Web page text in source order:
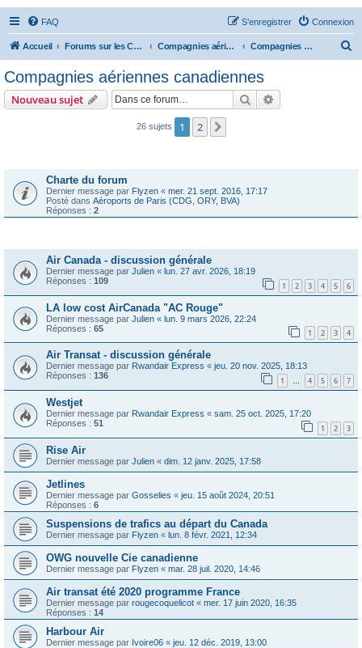
FAQ Connexion
S’enregistrer
Accueil Forums sur les Compagnies Aériennes Compagnies aériennes des Amériques Compagnies aériennes canadiennes
r
Compagnies aériennes canadiennes
Nouveau sujet Rechercher
26 sujets 1 2
Charte du forum
Dernier message par Flyzen « mer. 21 sept. 2016, 17:17
Posté dans Aéroports de Paris (CDG, ORY, BVA)
Réponses : 2
Air Canada - discussion générale
Dernier message par Julien « lun. 27 avr. 2026, 18:19
Réponses : 109 1 2 3 4 5 6
LA low cost AirCanada "AC Rouge"
Dernier message par Julien « lun. 9 mars 2026, 22:24
Réponses : 65 1 2 3 4
Air Transat - discussion générale
Dernier message par Rwandair Express « jeu. 20 nov. 2025, 18:13
Réponses : 136 1 … 4 5 6 7
Westjet
Dernier message par Rwandair Express « sam. 25 oct. 2025, 17:20
Réponses : 51 1 2 3
Rise Air
Dernier message par Julien « dim. 12 janv. 2025, 17:58
Jetlines
Dernier message par Gosselies « jeu. 15 août 2024, 20:51
Réponses : 6
Suspensions de trafics au départ du Canada
Dernier message par Flyzen « lun. 8 févr. 2021, 12:34
OWG nouvelle Cie canadienne
Dernier message par Flyzen « mar. 28 juil. 2020, 14:46
Air transat été 2020 programme France
Dernier message par rougecoquelicot « mer. 17 juin 2020, 16:35
Réponses : 14
Harbour Air
Dernier message par Ivoire06 « jeu. 12 déc. 2019, 13:00